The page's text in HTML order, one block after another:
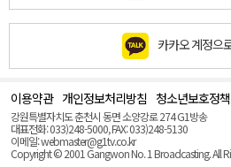
카카오 계정으
이용약관 개인정보처리방침 청소년보호정책
강원특별자치도 춘천시 동면 소양강로 274 G1방송
대표전화: 033)248-5000, FAX: 033)248-5130
이메일: webmaster@g1tv.co.kr
Copyright © 2001 Gangwon No. 1 Broadcasting. All